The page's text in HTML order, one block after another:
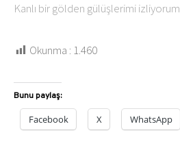
Kanlı bir gölden gülüşlerimi izliyorum
Okunma : 1.460
Bunu paylaş:
Facebook X WhatsApp